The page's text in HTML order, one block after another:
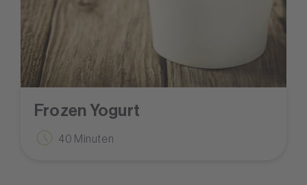
Frozen Yogurt
40 Minuten